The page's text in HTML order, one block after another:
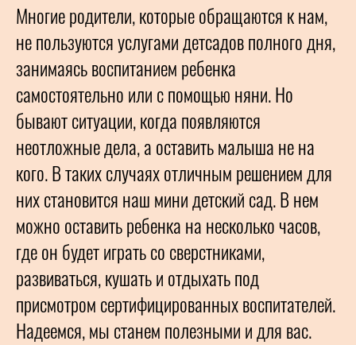
Многие родители, которые обращаются к нам,
не пользуются услугами детсадов полного дня,
занимаясь воспитанием ребенка
самостоятельно или с помощью няни. Но
бывают ситуации, когда появляются
неотложные дела, а оставить малыша не на
кого. В таких случаях отличным решением для
них становится наш мини детский сад. В нем
можно оставить ребенка на несколько часов,
где он будет играть со сверстниками,
развиваться, кушать и отдыхать под
присмотром сертифицированных воспитателей.
Надеемся, мы станем полезными и для вас.